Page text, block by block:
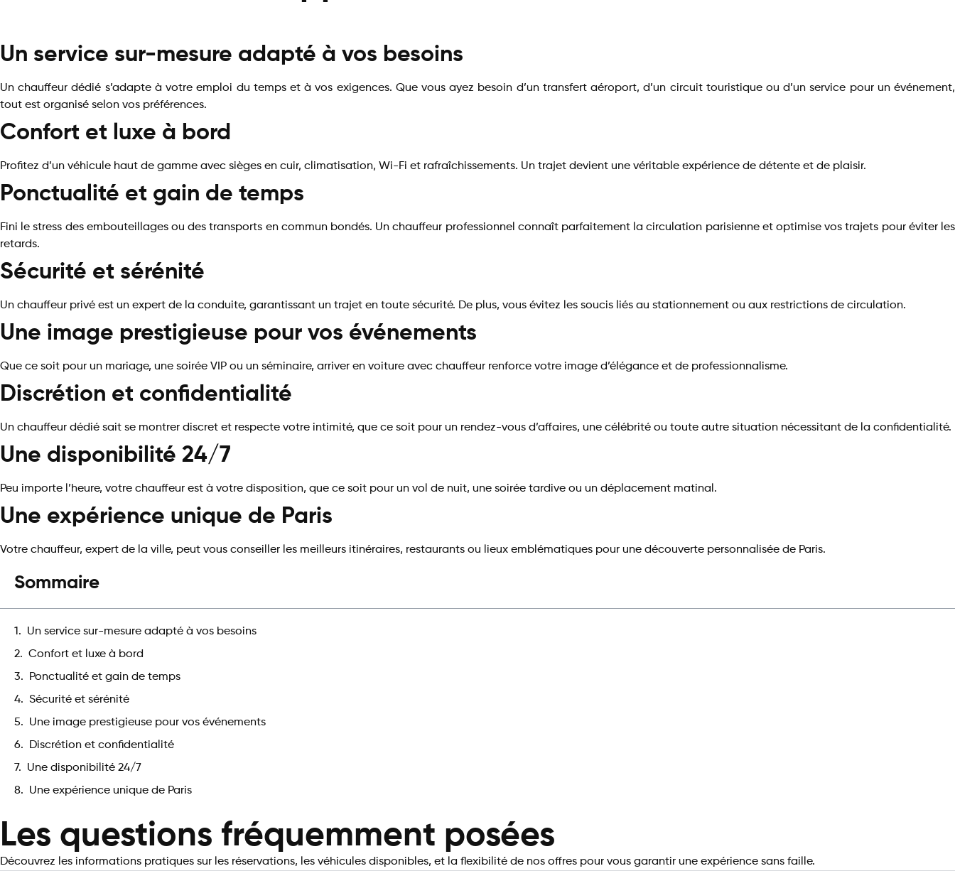
Un service sur-mesure adapté à vos besoins
Un chauffeur dédié s’adapte à votre emploi du temps et à vos exigences. Que vous ayez besoin d’un transfert aéroport, d’un circuit touristique ou d’un service pour un événement,
tout est organisé selon vos préférences.
Confort et luxe à bord
Profitez d’un véhicule haut de gamme avec sièges en cuir, climatisation, Wi-Fi et rafraîchissements. Un trajet devient une véritable expérience de détente et de plaisir.
Ponctualité et gain de temps
Fini le stress des embouteillages ou des transports en commun bondés. Un chauffeur professionnel connaît parfaitement la circulation parisienne et optimise vos trajets pour éviter les
retards.
Sécurité et sérénité
Un chauffeur privé est un expert de la conduite, garantissant un trajet en toute sécurité. De plus, vous évitez les soucis liés au stationnement ou aux restrictions de circulation.
Une image prestigieuse pour vos événements
Que ce soit pour un mariage, une soirée VIP ou un séminaire, arriver en voiture avec chauffeur renforce votre image d’élégance et de professionnalisme.
Discrétion et confidentialité
Un chauffeur dédié sait se montrer discret et respecte votre intimité, que ce soit pour un rendez-vous d’affaires, une célébrité ou toute autre situation nécessitant de la confidentialité.
Une disponibilité 24/7
Peu importe l’heure, votre chauffeur est à votre disposition, que ce soit pour un vol de nuit, une soirée tardive ou un déplacement matinal.
Une expérience unique de Paris
Votre chauffeur, expert de la ville, peut vous conseiller les meilleurs itinéraires, restaurants ou lieux emblématiques pour une découverte personnalisée de Paris.
Sommaire
Un service sur-mesure adapté à vos besoins
Confort et luxe à bord
Ponctualité et gain de temps
Sécurité et sérénité
Une image prestigieuse pour vos événements
Discrétion et confidentialité
Une disponibilité 24/7
Une expérience unique de Paris
Les questions fréquemment posées
Découvrez les informations pratiques sur les réservations, les véhicules disponibles, et la flexibilité de nos offres pour vous garantir une expérience sans faille.